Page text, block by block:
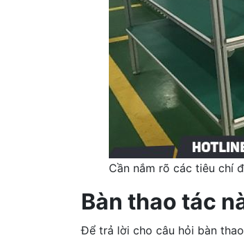
Cần nắm rõ các tiêu chí
Bàn thao tác
Để trả lời cho câu hỏi bàn